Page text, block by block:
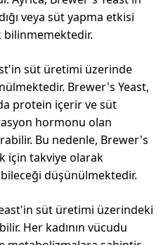
veya süt yapma etkisi
bilinmemektedir.
süt üretimi üzerinde
Brewer's Yeast,
protein içerir ve süt
hormonu olan
Bu nedenle, Brewer's
için takviye olarak
düşünülmektedir.
süt üretimi üzerindeki
Her kadının vücudu